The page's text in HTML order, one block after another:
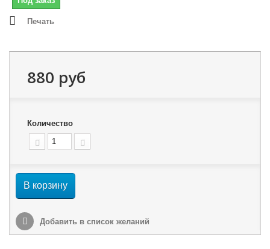
Печать
880 руб
Количество
В корзину
Добавить в список желаний